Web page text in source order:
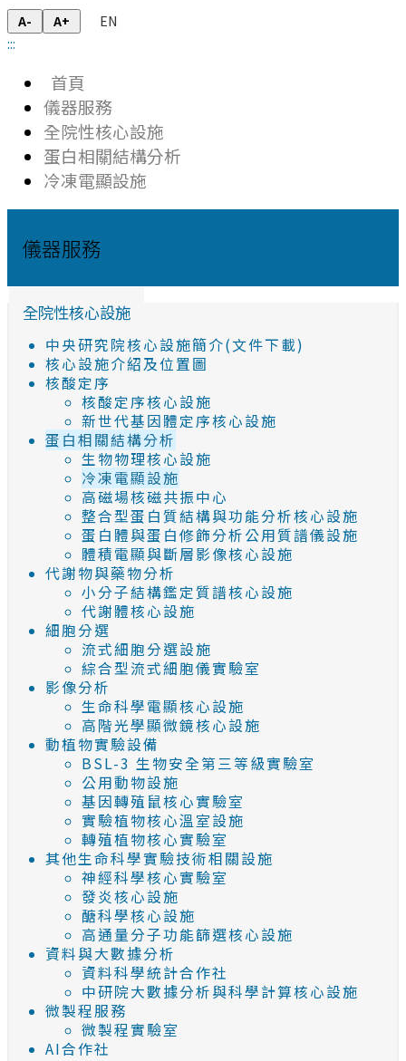
A- A+
EN
:::
首頁
儀器服務
全院性核心設施
蛋白相關結構分析
冷凍電顯設施
儀器服務
全院性核心設施
中央研究院核心設施簡介(文件下載)
核心設施介紹及位置圖
核酸定序
核酸定序核心設施
新世代基因體定序核心設施
蛋白相關結構分析
生物物理核心設施
冷凍電顯設施
高磁場核磁共振中心
整合型蛋白質結構與功能分析核心設施
蛋白體與蛋白修飾分析公用質譜儀設施
體積電顯與斷層影像核心設施
代謝物與藥物分析
小分子結構鑑定質譜核心設施
代謝體核心設施
細胞分選
流式細胞分選設施
綜合型流式細胞儀實驗室
影像分析
生命科學電顯核心設施
高階光學顯微鏡核心設施
動植物實驗設備
BSL-3 生物安全第三等級實驗室
公用動物設施
基因轉殖鼠核心實驗室
實驗植物核心溫室設施
轉殖植物核心實驗室
其他生命科學實驗技術相關設施
神經科學核心實驗室
發炎核心設施
醣科學核心設施
高通量分子功能篩選核心設施
資料與大數據分析
資料科學統計合作社
中研院大數據分析與科學計算核心設施
微製程服務
微製程實驗室
AI合作社